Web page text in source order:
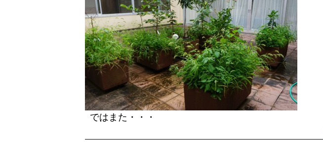
ではまた・・・